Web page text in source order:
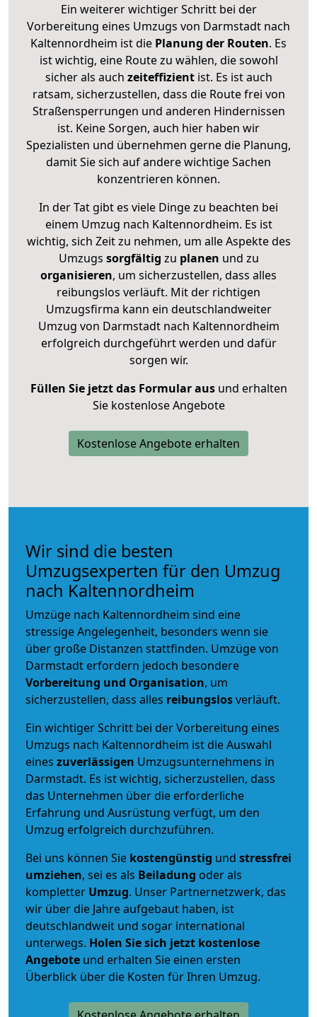
Ein weiterer wichtiger Schritt bei der
Vorbereitung eines Umzugs von Darmstadt nach
Kaltennordheim ist die Planung der Routen. Es
ist wichtig, eine Route zu wählen, die sowohl
sicher als auch zeiteffizientist. Es ist auch
ratsam, sicherzustellen, dass die Route frei von
Straßensperrungen und anderen Hindernissen
ist. Keine Sorgen, auch hier haben wir
Spezialisten und übernehmen gerne die Planung,
damit Sie sich auf andere wichtige Sachen
konzentrieren können.
In der Tat gibt es viele Dinge zu beachten bei
einem Umzug nach Kaltennordheim. Es ist
wichtig, sich Zeit zu nehmen, um alle Aspekte des
Umzugs sorgfältig zu planen und zu
organisieren, um sicherzustellen, dass alles
reibungslos verläuft. Mit der richtigen
Umzugsfirma kann ein deutschlandweiter
Umzug von Darmstadt nach Kaltennordheim
erfolgreich durchgeführt werden und dafür
sorgen wir.
Füllen Sie jetzt das Formular ausund erhalten
Sie kostenlose Angebote
Kostenlose Angebote erhalten
Wir sind die besten
Umzugsexperten für den Umzug
nach Kaltennordheim
Umzüge nach Kaltennordheim sind eine
stressige Angelegenheit, besonders wenn sie
über große Distanzen stattfinden. Umzüge von
Darmstadt erfordern jedoch besondere
Vorbereitung und Organisation, um
sicherzustellen, dass alles reibungslosverläuft.
Ein wichtiger Schritt bei der Vorbereitung eines
Umzugs nach Kaltennordheim ist die Auswahl
eines zuverlässigen Umzugsunternehmens in
Darmstadt. Es ist wichtig, sicherzustellen, dass
das Unternehmen über die erforderliche
Erfahrung und Ausrüstung verfügt, um den
Umzug erfolgreich durchzuführen.
Bei uns können Sie kostengünstig und stressfrei
umziehen, sei es als Beiladung oder als
kompletter Umzug. Unser Partnernetzwerk, das
wir über die Jahre aufgebaut haben, ist
deutschlandweit und sogar international
unterwegs. Holen Sie sich jetzt kostenlose
Angebote und erhalten Sie einen ersten
Überblick über die Kosten für Ihren Umzug.